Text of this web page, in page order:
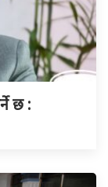
छ :